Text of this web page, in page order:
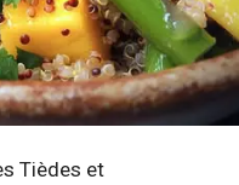
Tièdes et